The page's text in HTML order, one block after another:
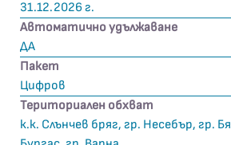
31.12.2026 г.
Автоматично удължаване
ДА
Пакет
Цифров
Териториален обхват
к.к. Слънчев бряг, гр. Несебър, гр.